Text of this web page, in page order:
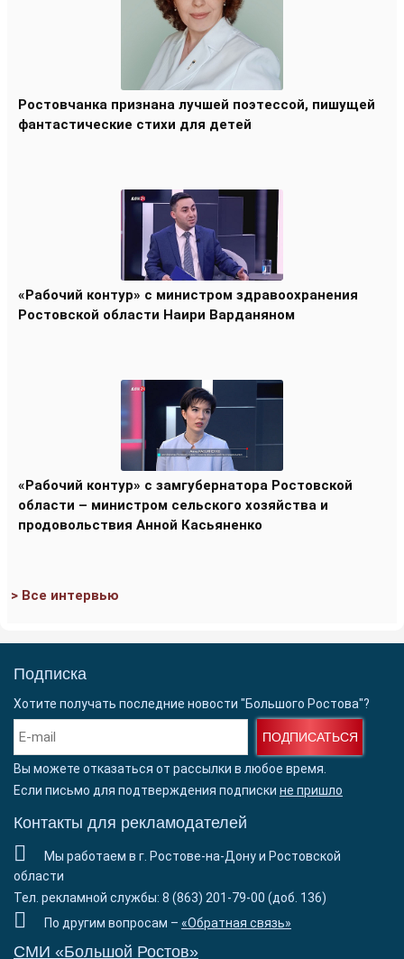
Ростовчанка признана лучшей поэтессой, пишущей
фантастические стихи для детей
«Рабочий контур» с министром здравоохранения
Ростовской области Наири Варданяном
«Рабочий контур» с замгубернатора Ростовской
области – министром сельского хозяйства и
продовольствия Анной Касьяненко
> Все интервью
Подписка
Хотите получать последние новости "Большого Ростова"?
ПОДПИСАТЬСЯ
Вы можете отказаться от рассылки в любое время.
Если письмо для подтверждения подписки не пришло
Контакты для рекламодателей
Мы работаем в г. Ростове-на-Дону и Ростовской
области
Тел. рекламной службы: 8 (863) 201-79-00 (доб. 136)
По другим вопросам – «Обратная связь»
СМИ «Большой Ростов»